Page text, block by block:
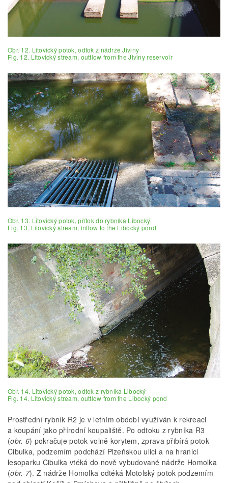
Obr. 12. Litovický potok, odtok z nádrže Jiviny
Fig. 12. Litovický stream, outflow from the Jiviny reservoir
Obr. 13. Litovický potok, přítok do rybníka Libocký
Fig. 13. Litovický stream, inflow to the Libocký pond
Obr. 14. Litovický potok, odtok z rybníka Libocký
Fig. 14. Litovický stream, outflow from the Libocký pond
Prostřední rybník R2 je v letním období využíván k rekreaci
a koupání jako přírodní koupaliště. Po odtoku z rybníka R3
(obr. 6) pokračuje potok volně korytem, zprava přibírá potok
Cibulka, podzemím podchází Plzeňskou ulici a na hranici
lesoparku Cibulka vtéká do nově vybudované nádrže Homolka
(obr. 7). Z nádrže Homolka odtéká Motolský potok podzemím